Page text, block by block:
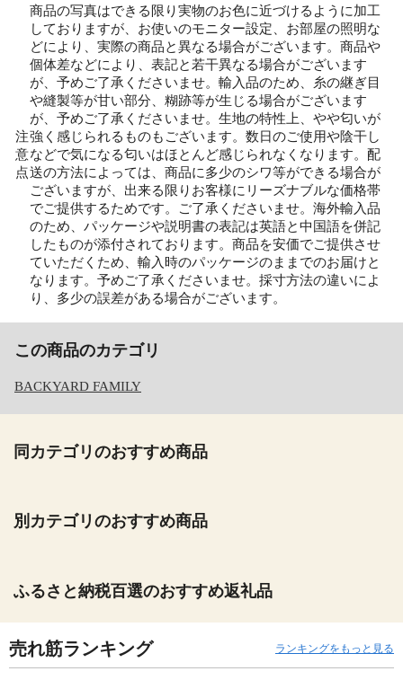
注
意
点
商品の写真はできる限り実物のお色に近づけるように加工
しておりますが、お使いのモニター設定、お部屋の照明な
どにより、実際の商品と異なる場合がございます。商品や
個体差などにより、表記と若干異なる場合がございます
が、予めご了承くださいませ。輸入品のため、糸の継ぎ目
や縫製等が甘い部分、糊跡等が生じる場合がございます
が、予めご了承くださいませ。生地の特性上、やや匂いが
強く感じられるものもございます。数日のご使用や陰干し
などで気になる匂いはほとんど感じられなくなります。配
送の方法によっては、商品に多少のシワ等ができる場合が
ございますが、出来る限りお客様にリーズナブルな価格帯
でご提供するためです。ご了承くださいませ。海外輸入品
のため、パッケージや説明書の表記は英語と中国語を併記
したものが添付されております。商品を安価でご提供させ
ていただくため、輸入時のパッケージのままでのお届けと
なります。予めご了承くださいませ。採寸方法の違いによ
り、多少の誤差がある場合がございます。
この商品のカテゴリ
BACKYARD FAMILY
同カテゴリのおすすめ商品
別カテゴリのおすすめ商品
ふるさと納税百選のおすすめ返礼品
売れ筋ランキング ランキングをもっと見る